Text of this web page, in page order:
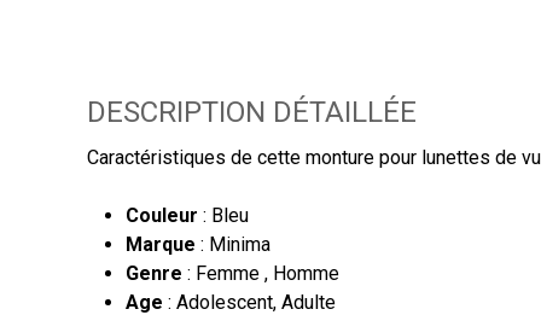
DESCRIPTION DÉTAILLÉE
Caractéristiques de cette monture pour lunettes de
Couleur : Bleu
Marque : Minima
Genre : Femme , Homme
Age : Adolescent, Adulte